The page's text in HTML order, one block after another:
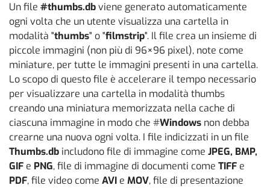
Un file #thumbs.dbviene generato automaticamente
ogni volta che un utente visualizza una cartella in
modalità "thumbs" o "filmstrip". Il file crea un insieme di
piccole immagini (non più di 96×96 pixel), note come
miniature, per tutte le immagini presenti in una cartella.
Lo scopo di questo file è accelerare il tempo necessario
per visualizzare una cartella in modalità thumbs
creando una miniatura memorizzata nella cache di
ciascuna immagine in modo che #Windows non debba
crearne una nuova ogni volta. I file indicizzati in un file
Thumbs.db includono file di immagine come JPEG, BMP,
GIF e PNG, file di immagine di documenti come TIFF e
PDF, file video come AVI e MOV, file di presentazione